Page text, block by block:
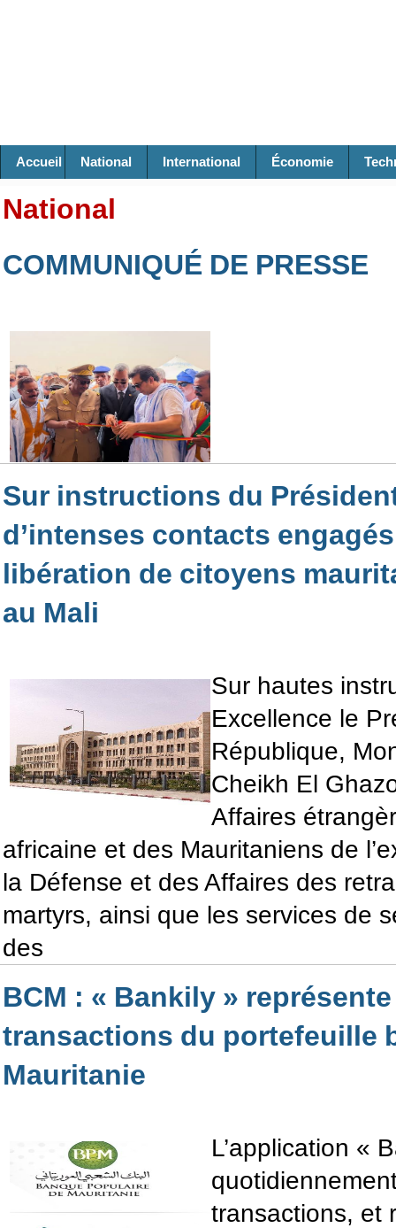
Accueil National International Économie
National
COMMUNIQUÉ DE PRESSE
Sur instructions du
d’intenses contacts
libération de citoyens
au Mali
Sur hautes
Excellence le
République,
Cheikh El
Affaires
africaine et des Mauritaniens de
la Défense et des Affaires des
martyrs, ainsi que les services de
des
BCM : « Bankily »
transactions du portefeuille
Mauritanie
L’application «
transactions, et